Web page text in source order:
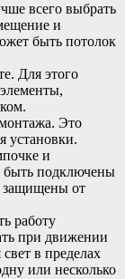
всего выбрать
и
быть потолок
Для этого
Это
установки.
и
подключены
защищены от
работу
при движении
в пределах
или несколько